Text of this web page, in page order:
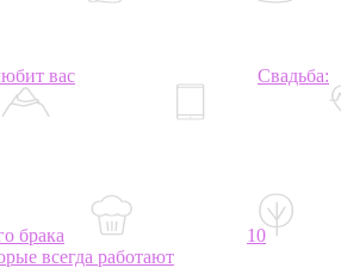
вас Свадьба:
брака
10
всегда работают